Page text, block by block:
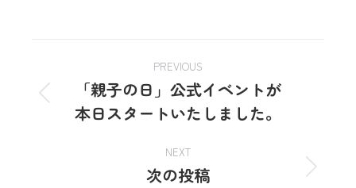
PREVIOUS
「親子の日」公式イベントが
本日スタートいたしました。
NEXT
次の投稿